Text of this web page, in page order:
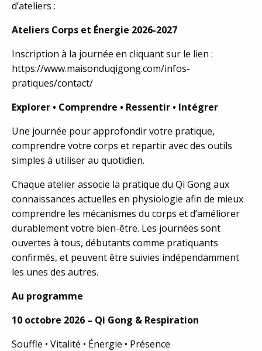
d’ateliers :
Ateliers Corps et Énergie 2026-2027
Inscription à la journée en cliquant sur le lien :
https://www.maisonduqigong.com/infos-
pratiques/contact/
Explorer • Comprendre • Ressentir • Intégrer
Une journée pour approfondir votre pratique,
comprendre votre corps et repartir avec des outils
simples à utiliser au quotidien.
Chaque atelier associe la pratique du Qi Gong aux
connaissances actuelles en physiologie afin de mieux
comprendre les mécanismes du corps et d’améliorer
durablement votre bien-être. Les journées sont
ouvertes à tous, débutants comme pratiquants
confirmés, et peuvent être suivies indépendamment
les unes des autres.
Au programme
10 octobre 2026 – Qi Gong & Respiration
Souffle • Vitalité • Énergie • Présence